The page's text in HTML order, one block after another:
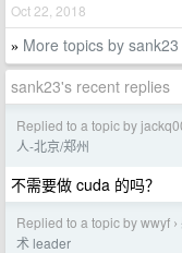
Oct 22, 2018
» More topics by sank23
sank23's recent replies
Replied to a topic by
人-北京/郑州
不需要做 cuda 的吗？
Replied to a topic by wwyf ›
术 leader